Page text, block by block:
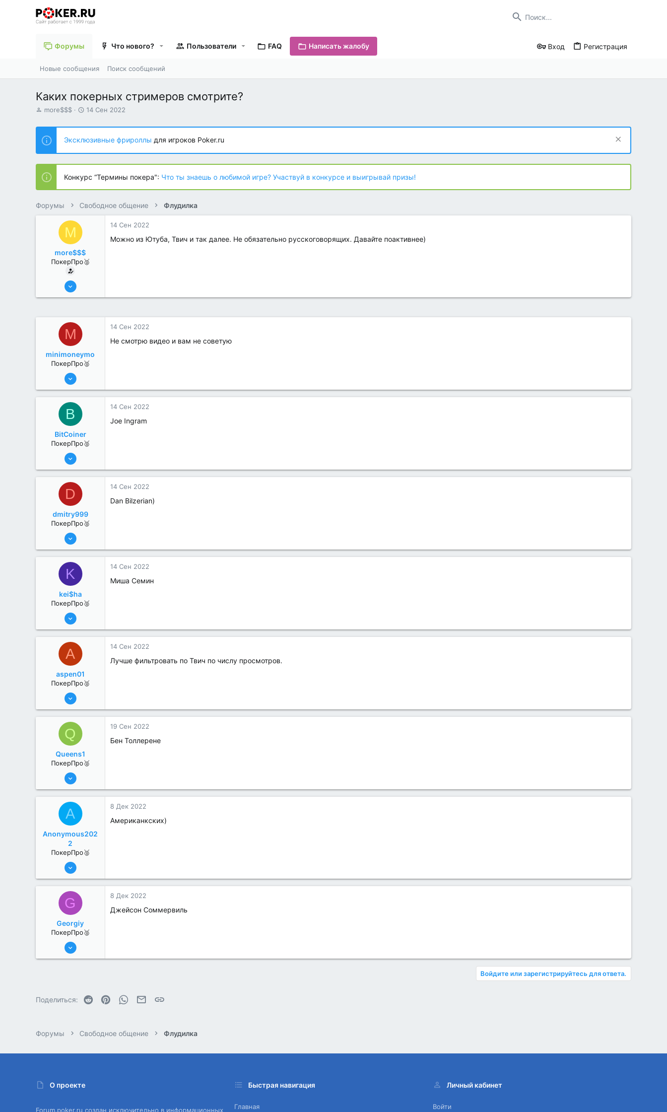
Форумы Что нового? Пользователи FAQ Написать жалобу Вход Регистрация
Новые сообщения Поиск сообщений
Каких покерных стримеров смотрите?
А
т
о
р
т
е
м
ы
more$$$
Д
т
н
а
ч
л
а
14 Сен 2022
Эксклюзивные фрироллы для игроков Poker.ru
Конкурс “Термины покера": Что ты знаешь о любимой игре? Участвуй в конкурсе и выигрывай призы!
Форумы Свободное общение Флудилка
M
more$$$
ПокерПро🥈
8 Июн 2022
14 Сен 2022
Можно из Ютуба, Твич и так далее. Не обязательно русскоговорящих. Давайте поактивнее)
M
minimoneymo
ПокерПро🥈
8 Июн 2022
0
14 Сен 2022
Не смотрю видео и вам не советую
B
BitCoiner
ПокерПро🥈
8 Июн 2022
0
14 Сен 2022
Joe Ingram
D
dmitry999
ПокерПро🥈
8 Июн 2022
1
14 Сен 2022
Dan Bilzerian)
K
kei$ha
ПокерПро🥈
8 Июн 2022
0
14 Сен 2022
Миша Семин
A
aspen01
ПокерПро🥈
13 Июн 2022
0
14 Сен 2022
Лучше фильтровать по Твич по числу просмотров.
Q
Queens1
ПокерПро🥈
25 Июл 2022
0
19 Сен 2022
Бен Толлерене
A
Anonymous202
2
ПокерПро🥈
13 Июн 2022
2
8 Дек 2022
Американкских)
G
Georgiy
ПокерПро🥈
13 Июн 2022
8 Дек 2022
Джейсон Соммервиль
Войдите или зарегистрируйтесь для ответа.
Поделиться: Reddit PinterestWhatsAppЭлектронная почта
Форумы Свободное общение Флудилка
О проекте
Forum.poker.ru создан исключительно в информационных
Быстрая навигация
Главная
Личный кабинет
Войти